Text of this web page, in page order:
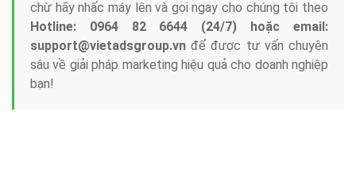
chừ hãy nhấc máy lên và gọi ngay cho chúng tôi theo
Hotline: 0964 82 6644 (24/7) hoặc email:
support@vietadsgroup.vn để được tư vấn chuyên
sâu về giải pháp marketing hiệu quả cho doanh nghiệp
bạn!